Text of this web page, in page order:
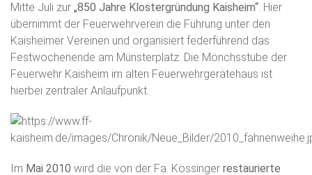
Mitte Juli zur „850 Jahre Klostergründung Kaisheim“. Hier
übernimmt der Feuerwehrverein die Führung unter den
Kaisheimer Vereinen und organisiert federführend das
Festwochenende am Münsterplatz. Die Mönchsstube der
Feuerwehr Kaisheim im alten Feuerwehrgerätehaus ist
hierbei zentraler Anlaufpunkt.
Im Mai 2010 wird die von der Fa. Kössinger restaurierte